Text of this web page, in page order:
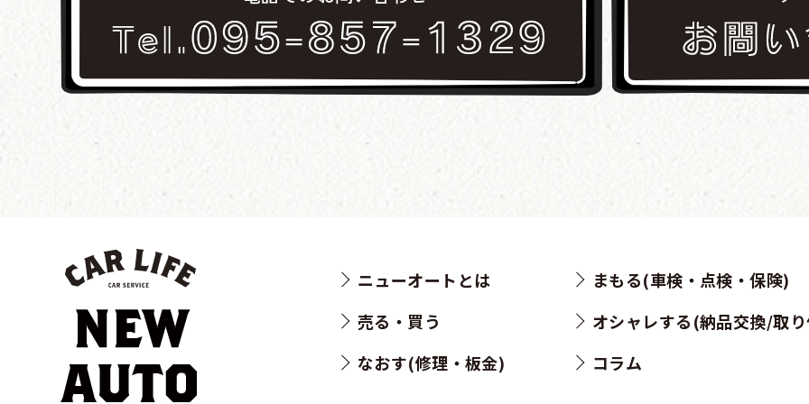
ニューオートとは
売る・買う
なおす(修理・板金)
まもる(車検・点検・保険)
オシャレする(納品交換/取
コラム